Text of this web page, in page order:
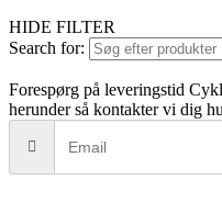
HIDE FILTER
Search for:
Forespørg på leveringstid
herunder så kontakter vi dig